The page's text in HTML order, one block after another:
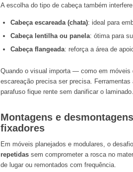
A escolha do tipo de cabeça também
Cabeça escareada (chata): ideal para
Cabeça lentilha ou panela: ótima para
Cabeça flangeada: reforça a área de
Quando o visual importa — como em
escareação precisa ser precisa.
parafuso fique rente sem danificar o laminado.
Montagens e
fixadores
Em móveis planejados e modulares, o
repetidassem comprometer a rosca no
de lugar ou remontados com frequência.